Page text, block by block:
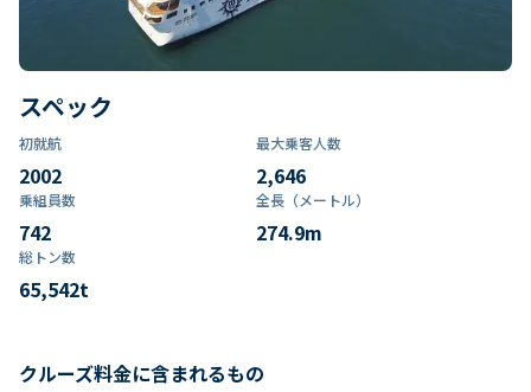
スペック
初就航
2002
最大乗客人数
2,646
乗組員数​
742
全長（メートル）
274.9m
総トン数​
65,542t
クルーズ料金に含まれるもの